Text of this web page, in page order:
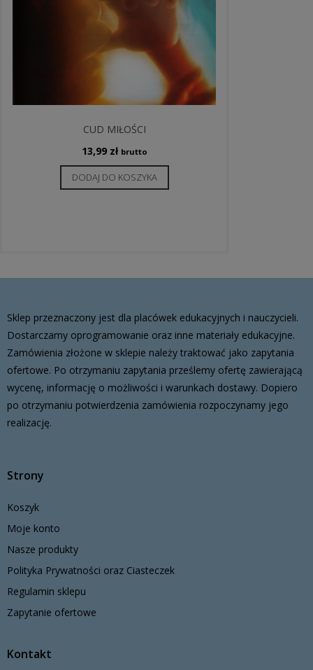
CUD MIŁOŚCI
13,99 zł brutto
DODAJ DO KOSZYKA
Sklep przeznaczony jest dla placówek edukacyjnych i nauczycieli.
Dostarczamy oprogramowanie oraz inne materiały edukacyjne.
Zamówienia złożone w sklepie należy traktować jako zapytania
ofertowe. Po otrzymaniu zapytania prześlemy ofertę zawierającą
wycenę, informację o możliwości i warunkach dostawy. Dopiero
po otrzymaniu potwierdzenia zamówienia rozpoczynamy jego
realizację.
Strony
Koszyk
Moje konto
Nasze produkty
Polityka Prywatności oraz Ciasteczek
Regulamin sklepu
Zapytanie ofertowe
Kontakt